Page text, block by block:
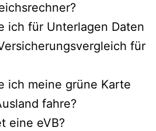
ich für Unterlagen Daten
für
ich meine grüne Karte
fahre?
eine eVB?